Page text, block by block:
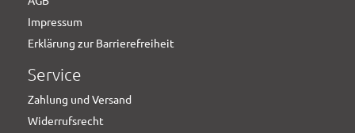
Impressum
Erklärung zur Barrierefreiheit
Service
Zahlung und Versand
Widerrufsrecht